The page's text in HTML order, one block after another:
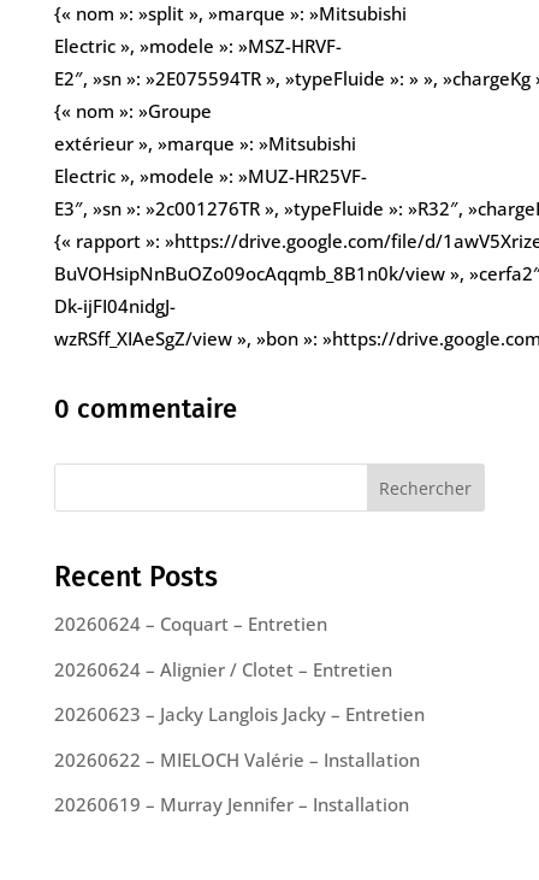
{« nom »: »split », »marque »: »Mitsubishi
Electric », »modele »: »MSZ-HRVF-
E2″, »sn »: »2E075594TR », »typeFluide »: » », »chargeKg
{« nom »: »Groupe
extérieur », »marque »: »Mitsubishi
Electric », »modele »: »MUZ-HR25VF-
E3″, »sn »: »2c001276TR », »typeFluide »: »R32″,
{« rapport »: »https://drive.google.com/file/d/
BuVOHsipNnBuOZo09ocAqqmb_8B1n0k/view »,
Dk-ijFI04nidgJ-
wzRSff_XIAeSgZ/view », »bon »: »https://
0 commentaire
Rechercher
Recent Posts
20260624 – Coquart – Entretien
20260624 – Alignier / Clotet – Entretien
20260623 – Jacky Langlois Jacky – Entretien
20260622 – MIELOCH Valérie – Installation
20260619 – Murray Jennifer – Installation